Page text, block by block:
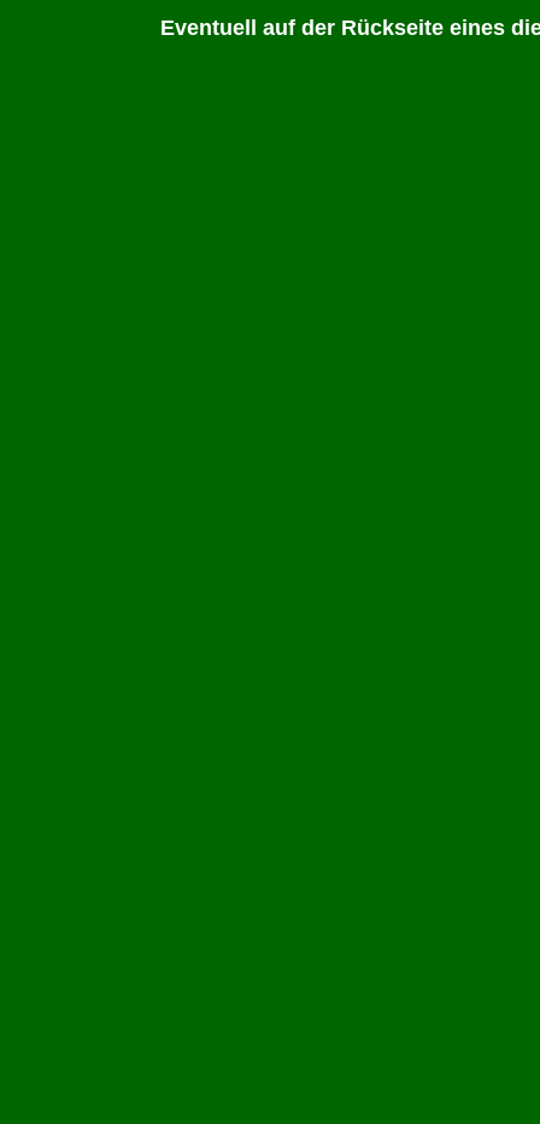
Eventuell auf der Rückseite eines